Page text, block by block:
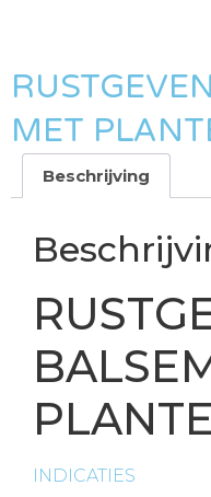
MET
Beschrijving
INDICATIES